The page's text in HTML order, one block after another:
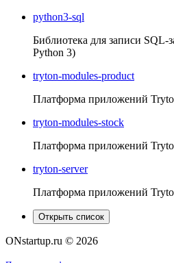
python3-sql
Библиотека для записи SQL-
Python 3)
tryton-modules-product
Платформа приложений
tryton-modules-stock
Платформа приложений
tryton-server
Платформа приложений
Открыть список
ONstartup.ru © 2026